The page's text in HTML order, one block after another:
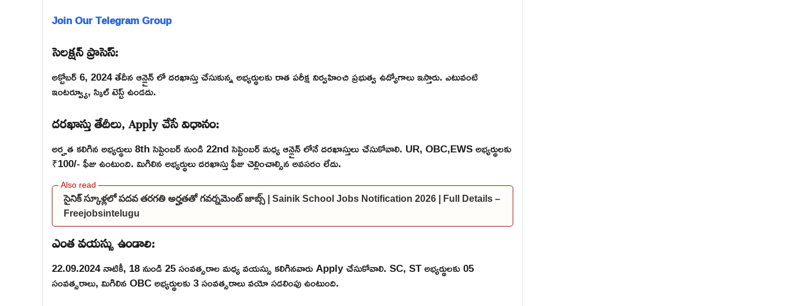
Join Our Telegram Group
సెలక్షన్ ప్రాసెస్:
అక్టోబర్ 6, 2024 తేదీన ఆన్లైన్ లో దరఖాస్తు చేసుకున్న అభ్యర్థులకు రాత పరీక్ష నిర్వహించి ప్రభుత్వ ఉద్యోగాలు ఇస్తారు. ఎటువంటి
ఇంటర్వ్యూ, స్కిల్ టెస్ట్ ఉండదు.
దరఖాస్తు తేదీలు, Apply చేసే విధానం:
అర్హత కలిగిన అభ్యర్థులు 8th సెప్టెంబర్ నుండి 22nd సెప్టెంబర్ మధ్య ఆన్లైన్ లోనే దరఖాస్తులు చేసుకోవాలి. UR, OBC,EWS అభ్యర్థులకు
₹100/- ఫీజు ఉంటుంది. మిగిలిన అభ్యర్థులు దరఖాస్తు ఫీజు చెల్లించాల్సిన అవసరం లేదు.
సైనిక్ స్కూళ్లలో పదవ తరగతి అర్హతతో గవర్నమెంట్ జాబ్స్ | Sainik School Jobs Notification 2026 | Full Details –
Freejobsintelugu
ఎంత వయస్సు ఉండాలి:
22.09.2024 నాటికీ, 18 నుండి 25 సంవత్సరాల మధ్య వయస్సు కలిగినవారు Apply చేసుకోవాలి. SC, ST అభ్యర్థులకు 05
సంవత్సరాలు, మిగిలిన OBC అభ్యర్థులకు 3 సంవత్సరాలు వయో సడలింపు ఉంటుంది.